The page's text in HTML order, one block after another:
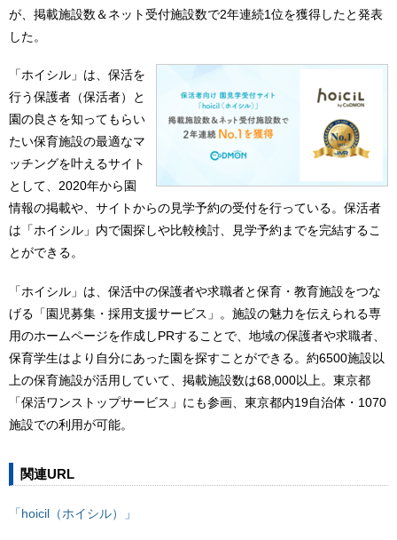
が、掲載施設数＆ネット受付施設数で2年連続1位を獲得したと発表
した。
「ホイシル」は、保活を
行う保護者（保活者）と
園の良さを知ってもらい
たい保育施設の最適なマ
ッチングを叶えるサイト
として、2020年から園
情報の掲載や、サイトからの見学予約の受付を行っている。保活者
は「ホイシル」内で園探しや比較検討、見学予約までを完結するこ
とができる。
「ホイシル」は、保活中の保護者や求職者と保育・教育施設をつな
げる「園児募集・採用支援サービス」。施設の魅力を伝えられる専
用のホームページを作成しPRすることで、地域の保護者や求職者、
保育学生はより自分にあった園を探すことができる。約6500施設以
上の保育施設が活用していて、掲載施設数は68,000以上。東京都
「保活ワンストップサービス」にも参画、東京都内19自治体・1070
施設での利用が可能。
関連URL
「hoicil（ホイシル）」